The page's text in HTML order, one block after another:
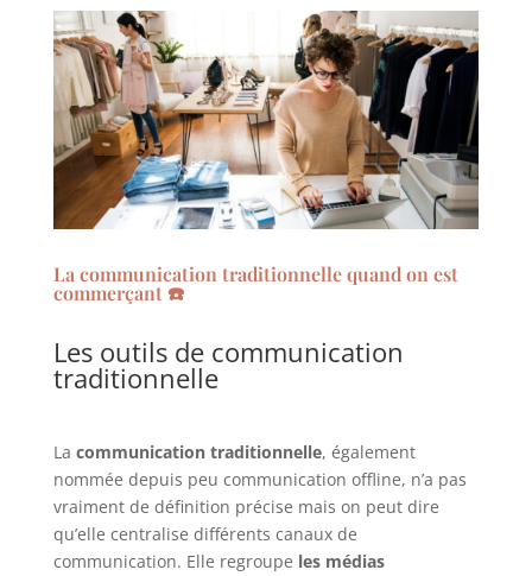
La communication traditionnelle quand on est
commerçant ☎️
Les outils de communication
traditionnelle
La communication traditionnelle, également
nommée depuis peu communication offline, n’a pas
vraiment de définition précise mais on peut dire
qu’elle centralise différents canaux de
communication. Elle regroupe les médias